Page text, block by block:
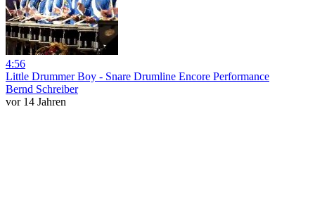
4:56
Little Drummer Boy - Snare Drumline Encore Performance
Bernd Schreiber
vor 14 Jahren